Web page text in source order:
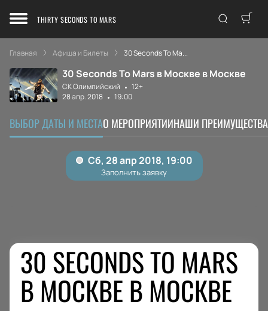
THIRTY SECONDS TO MARS
Главная Афиша и Билеты 30 Seconds To Ma...
30 Seconds To Mars в Москве в Москве
СК Олимпийский
12+
28 апр. 2018
19:00
ВЫБОР ДАТЫ И МЕСТАО МЕРОПРИЯТИИНАШИ ПРЕИМУЩЕСТВА
30 SECONDS TO MARS
В МОСКВЕ В МОСКВЕ